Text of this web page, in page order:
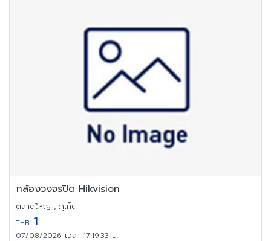
กล้องวงจรปิด Hikvision
ตลาดใหญ่ , ภูเก็ต
THB 1
07/08/2026 เวลา 17:19:33 น.